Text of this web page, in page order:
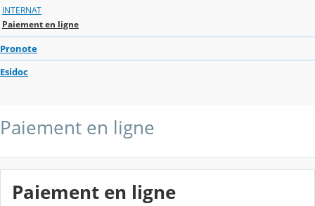
INTERNAT
Paiement en ligne
Pronote
Esidoc
Paiement en ligne
Paiement en ligne